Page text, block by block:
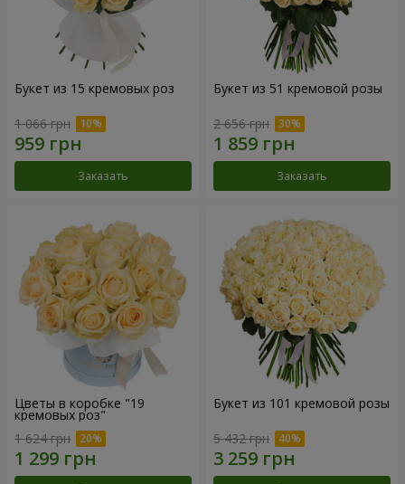
Букет из 15 кремовых роз
1 066 грн
Заказать
Букет из 51 кремовой розы
2 656 грн
Заказать
Цветы в коробке "19
кремовых роз"
1 624 грн
Букет из 101 кремовой розы
5 432 грн